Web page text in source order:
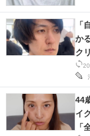
「
か
ク
44
イ
「